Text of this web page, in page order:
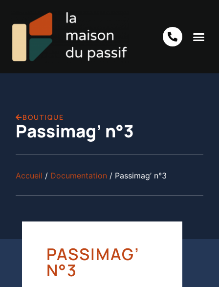
BOUTIQUE
Passimag’ n°3
Accueil / Documentation / Passimag’ n°3
PASSIMAG’
N°3